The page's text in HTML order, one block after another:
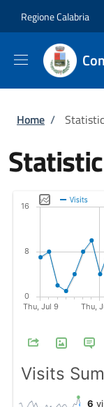
Regione Calabria
Briciole
Home /